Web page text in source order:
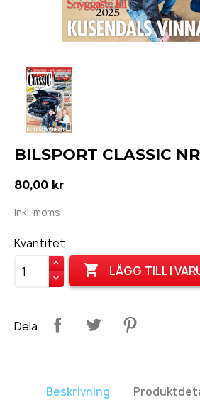
BILSPORT CLASSIC
80,00 kr
Inkl. moms
Kvantitet
 LÄGG TILL I
Dela
Beskrivning